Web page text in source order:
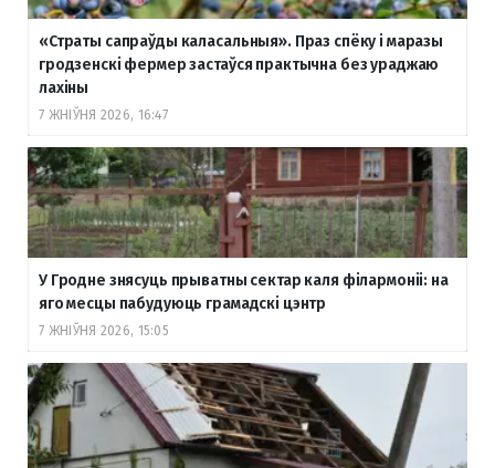
«Страты сапраўды каласальныя». Праз спёку і маразы
гродзенскі фермер застаўся практычна без ураджаю
лахіны
7 ЖНІЎНЯ 2026, 16:47
У Гродне знясуць прыватны сектар каля філармоніі: на
яго месцы пабудуюць грамадскі цэнтр
7 ЖНІЎНЯ 2026, 15:05